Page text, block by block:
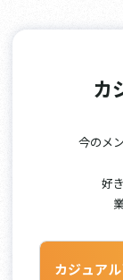
カ
今のメ
好
カジュア